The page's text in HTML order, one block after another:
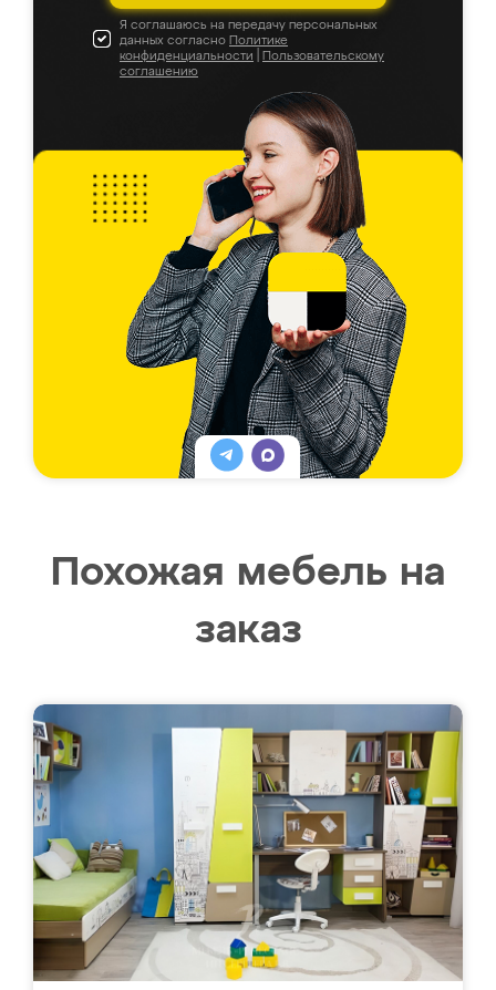
Я соглашаюсь на передачу персональных
данных согласно Политике
конфиденциальности
Пользовательскому
соглашению
Похожая мебель на
заказ